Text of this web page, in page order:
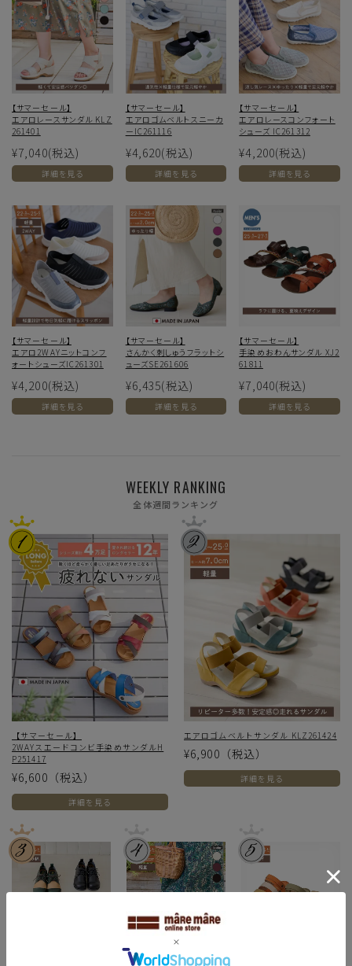
【サマーセール】
エアロレースサンダル KLZ
261401
¥7,040(税込)
詳細を見る
【サマーセール】
エアロゴムベルトスニーカ
ーIC261116
¥4,620(税込)
詳細を見る
【サマーセール】
エアロレースコンフォート
シューズ IC261312
¥4,200(税込)
詳細を見る
【サマーセール】
エアロ2WAYニットコンフ
ォートシューズIC261301
¥4,200(税込)
詳細を見る
【サマーセール】
さんかく刺しゅうフラットシ
ューズSE261606
¥6,435(税込)
詳細を見る
【サマーセール】
手染めおわんサンダル XJ2
61811
¥7,040(税込)
詳細を見る
WEEKLY RANKING
全体週間ランキング
【サマーセール】
2WAYスエードコンビ手染めサンダルH
P251417
¥6,600 （税込）
詳細を見る
エアロゴムベルトサンダル KLZ261424
¥6,900 （税込）
詳細を見る